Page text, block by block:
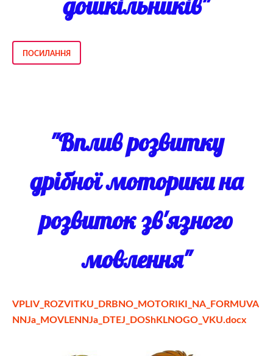
ПОСИЛАННЯ
"Вплив розвитку
дрібної моторики на
розвиток зв'язного
мовлення"
VPLIV_ROZVITKU_DRBNO_MOTORIKI_NA_FORMUVA
NNJa_MOVLENNJa_DTEJ_DOShKLNOGO_VKU.docx